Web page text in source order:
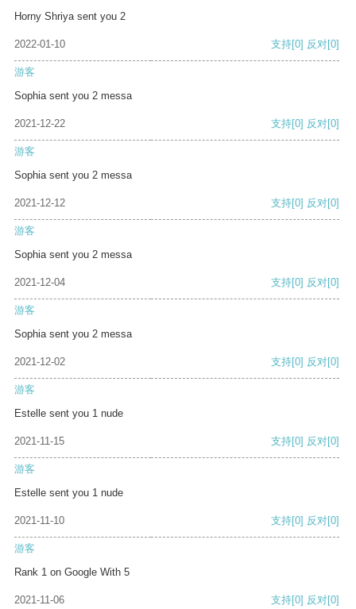
Horny Shriya sent you 2
2022-01-10 支持[0] 反对[0]
游客
Sophia sent you 2 messa
2021-12-22 支持[0] 反对[0]
游客
Sophia sent you 2 messa
2021-12-12 支持[0] 反对[0]
游客
Sophia sent you 2 messa
2021-12-04 支持[0] 反对[0]
游客
Sophia sent you 2 messa
2021-12-02 支持[0] 反对[0]
游客
Estelle sent you 1 nude
2021-11-15 支持[0] 反对[0]
游客
Estelle sent you 1 nude
2021-11-10 支持[0] 反对[0]
游客
Rank 1 on Google With 5
2021-11-06 支持[0] 反对[0]